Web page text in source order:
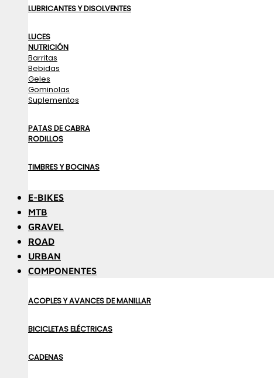
LUBRICANTES Y DISOLVENTES
LUCES
NUTRICIÓN
Barritas
Bebidas
Geles
Gominolas
Suplementos
PATAS DE CABRA
RODILLOS
TIMBRES Y BOCINAS
E-BIKES
MTB
GRAVEL
ROAD
URBAN
COMPONENTES
ACOPLES Y AVANCES DE MANILLAR
BICICLETAS ELÉCTRICAS
CADENAS